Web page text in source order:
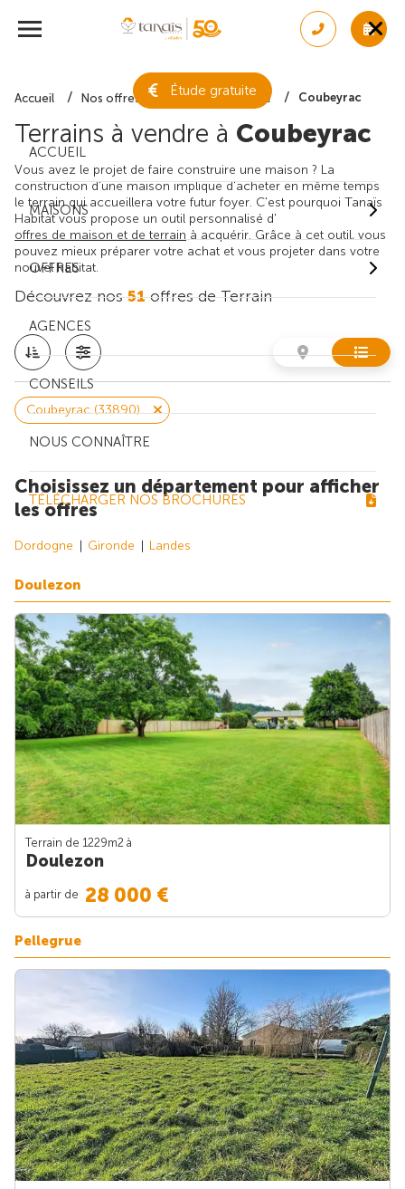
Étude gratuite
ACCUEIL
MAISONS
OFFRES
AGENCES
CONSEILS
NOUS CONNAÎTRE
TÉLÉCHARGER NOS BROCHURES
Accueil Nos offres de terrain Gironde Coubeyrac
Terrains à vendre à Coubeyrac
Vous avez le projet de faire construire une maison ? La
construction d'une maison implique d'acheter en même temps
le terrain qui accueillera votre futur foyer. C'est pourquoi Tanaïs
Habitat vous propose un outil personnalisé d'
offres de maison et de terrain à acquérir. Grâce à cet outil, vous
pouvez mieux préparer votre achat et vous projeter dans votre
nouvel habitat.
Découvrez nos51offres de Terrain
Coubeyrac (33890)
Choisissez un département pour afficher
les offres
Dordogne Gironde Landes
Doulezon
Terrain de 1229m2 à
Doulezon
à partir de 28 000 €
Pellegrue